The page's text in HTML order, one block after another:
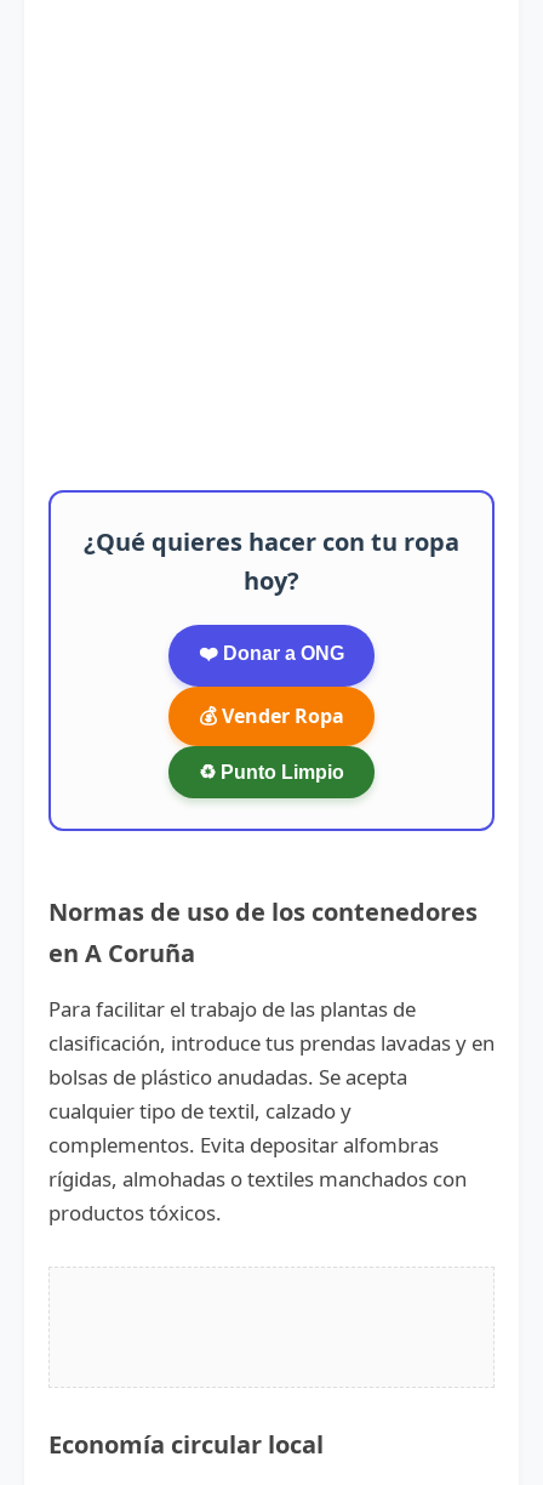
¿Qué quieres hacer con tu ropa
hoy?
❤️ Donar a ONG
💰 Vender Ropa
♻️ Punto Limpio
Normas de uso de los contenedores
en A Coruña
Para facilitar el trabajo de las plantas de
clasificación, introduce tus prendas lavadas y en
bolsas de plástico anudadas. Se acepta
cualquier tipo de textil, calzado y
complementos. Evita depositar alfombras
rígidas, almohadas o textiles manchados con
productos tóxicos.
Economía circular local